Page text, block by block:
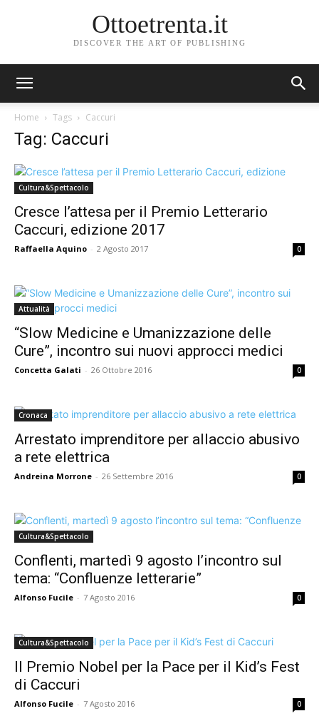
Ottoetrenta.it
DISCOVER THE ART OF PUBLISHING
Home Tags Caccuri
Tag: Caccuri
Cultura&Spettacolo
Cresce l’attesa per il Premio Letterario
Caccuri, edizione 2017
Raffaella Aquino - 2 Agosto 2017 0
Attualità
“Slow Medicine e Umanizzazione delle
Cure”, incontro sui nuovi approcci medici
Concetta Galati - 26 Ottobre 2016 0
Cronaca
Arrestato imprenditore per allaccio abusivo
a rete elettrica
Andreina Morrone - 26 Settembre 2016 0
Cultura&Spettacolo
Conflenti, martedì 9 agosto l’incontro sul
tema: “Confluenze letterarie”
Alfonso Fucile - 7 Agosto 2016 0
Cultura&Spettacolo
Il Premio Nobel per la Pace per il Kid’s Fest
di Caccuri
Alfonso Fucile - 7 Agosto 2016 0